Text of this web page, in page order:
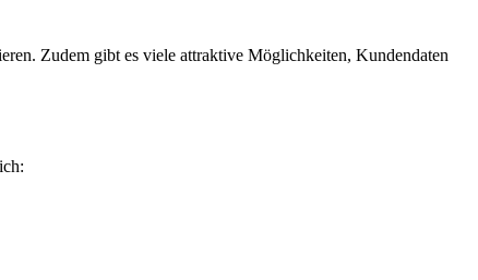
Zudem gibt es viele attraktive Möglichkeiten, Kundendaten